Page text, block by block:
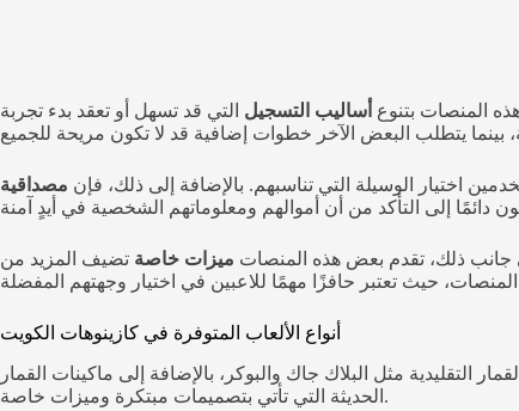
المنصات بتنوع أساليب التسجيل التي قد تسهل أو تعقد بدء تجربة
اختيار الوسيلة التي تناسبهم. بالإضافة إلى ذلك، فإن مصداقية
جانب ذلك، تقدم بعض هذه المنصات ميزات خاصة تضيف المزيد من
أنواع الألعاب المتوفرة في كازينوهات الكويت
مثل البلاك جاك والبوكر، بالإضافة إلى ماكينات القمار
الحديثة التي تأتي بتصميمات مبتكرة وميزات خاصة.